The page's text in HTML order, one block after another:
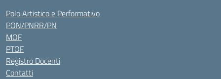
Polo Artistico e Performativo
PON/PNRR/PN
MOF
PTOF
Registro Docenti
Contatti